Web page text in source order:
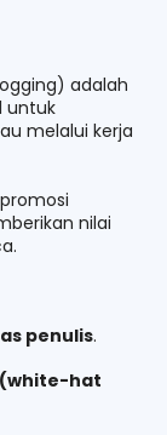
adalah
untuk
melalui kerja
nilai
penulis.
hat